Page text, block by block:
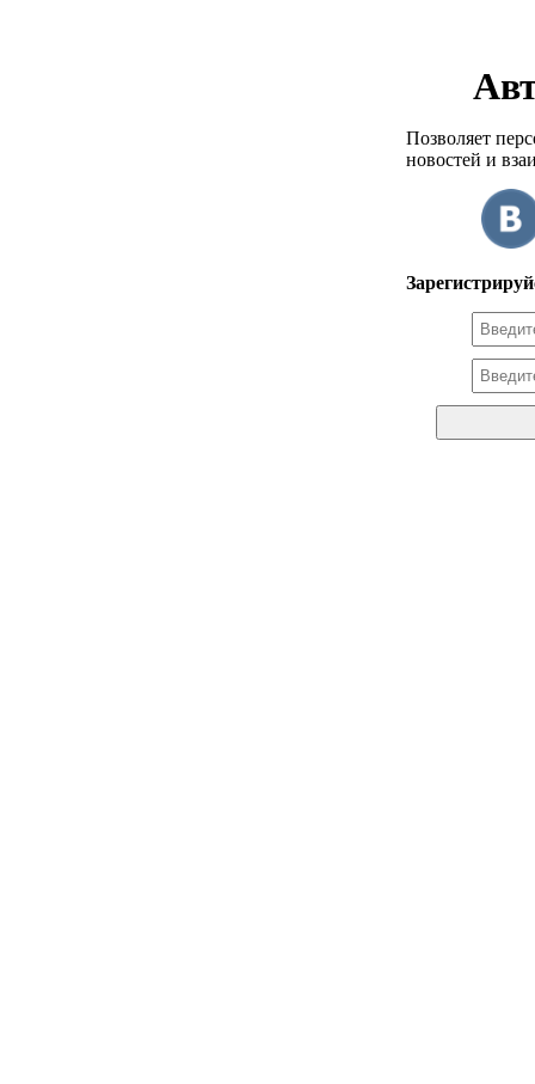
Позволяет
новостей и